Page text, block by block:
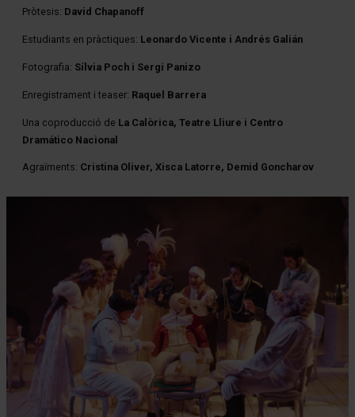
Pròtesis: David Chapanoff
Estudiants en pràctiques: Leonardo Vicente i Andrés Galián
Fotografia: Sílvia Poch i Sergi Panizo
Enregistrament i teaser: Raquel Barrera
Una coproducció de La Calòrica, Teatre Lliure i Centro
Dramático Nacional
Agraïments: Cristina Oliver, Xisca Latorre, Demid Goncharov